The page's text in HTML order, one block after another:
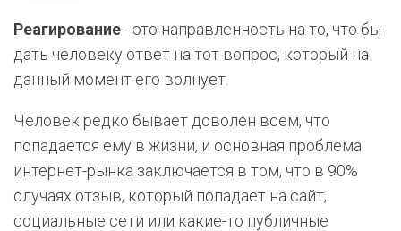
Реагирование- это направленность на то, что бы
дать человеку ответ на тот вопрос, который на
данный момент его волнует.
Человек редко бывает доволен всем, что
попадается ему в жизни, и основная проблема
интернет-рынка заключается в том, что в 90%
случаях отзыв, который попадает на сайт,
социальные сети или какие-то публичные